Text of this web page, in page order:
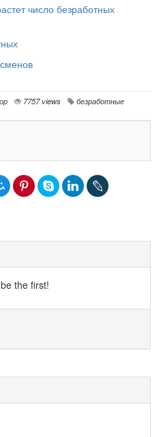
число безработных
7757 views безработные
the first!